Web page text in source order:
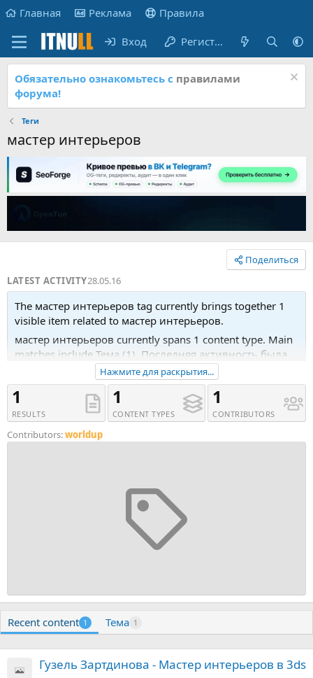
Главная Реклама Правила
Вход Регистрация
Обязательно ознакомьтесь с правилами
форума!
Теги
мастер интерьеров
Поделиться
LATEST ACTIVITY28.05.16
The мастер интерьеров tag currently brings together 1
visible item related to мастер интерьеров.
мастер интерьеров currently spans 1 content type. Main
matches include Тема (1). Последняя активность была
28.05.16 в 13:04.
Recent tagged content includes Тема 'Гузель Зартдинова
- Мастер интерьеров в 3ds max'.
Нажмите для раскрытия...
1
RESULTS
1
CONTENT TYPES
1
CONTRIBUTORS
Contributors:worldup
Recent content 1 Тема 1
Гузель Зартдинова - Мастер интерьеров в 3ds